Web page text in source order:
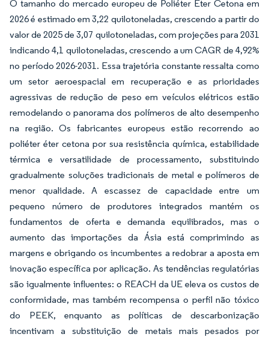
O tamanho do mercado europeu de Poliéter Éter Cetona em
2026 é estimado em 3,22 quilotoneladas, crescendo a partir do
valor de 2025 de 3,07 quilotoneladas, com projeções para 2031
indicando 4,1 quilotoneladas, crescendo a um CAGR de 4,92%
no período 2026-2031. Essa trajetória constante ressalta como
um setor aeroespacial em recuperação e as prioridades
agressivas de redução de peso em veículos elétricos estão
remodelando o panorama dos polímeros de alto desempenho
na região. Os fabricantes europeus estão recorrendo ao
poliéter éter cetona por sua resistência química, estabilidade
térmica e versatilidade de processamento, substituindo
gradualmente soluções tradicionais de metal e polímeros de
menor qualidade. A escassez de capacidade entre um
pequeno número de produtores integrados mantém os
fundamentos de oferta e demanda equilibrados, mas o
aumento das importações da Ásia está comprimindo as
margens e obrigando os incumbentes a redobrar a aposta em
inovação específica por aplicação. As tendências regulatórias
são igualmente influentes: o REACH da UE eleva os custos de
conformidade, mas também recompensa o perfil não tóxico
do PEEK, enquanto as políticas de descarbonização
incentivam a substituição de metais mais pesados por